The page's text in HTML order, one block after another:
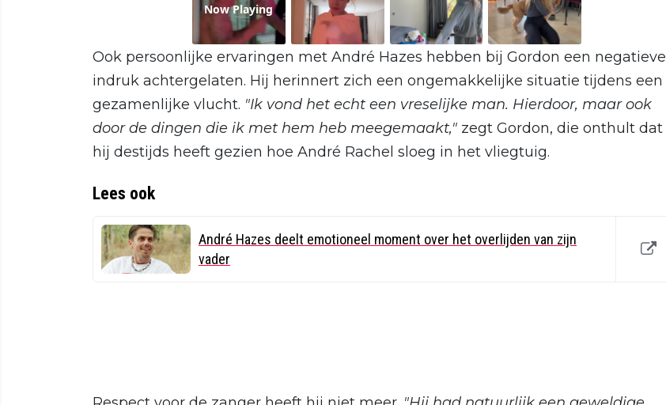
Now Playing
Ook persoonlijke ervaringen met André Hazes hebben bij Gordon een negatieve
indruk achtergelaten. Hij herinnert zich een ongemakkelijke situatie tijdens een
gezamenlijke vlucht. "Ik vond het echt een vreselijke man. Hierdoor, maar ook
door de dingen die ik met hem heb meegemaakt," zegt Gordon, die onthult dat
hij destijds heeft gezien hoe André Rachel sloeg in het vliegtuig.
Lees ook
André Hazes deelt emotioneel moment over het overlijden van zijn
vader